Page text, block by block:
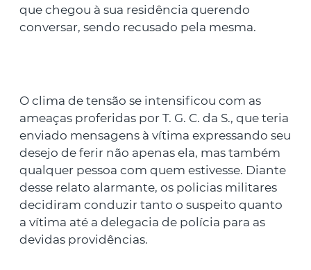
que chegou à sua residência querendo
conversar, sendo recusado pela mesma.
O clima de tensão se intensificou com as
ameaças proferidas por T. G. C. da S., que teria
enviado mensagens à vítima expressando seu
desejo de ferir não apenas ela, mas também
qualquer pessoa com quem estivesse. Diante
desse relato alarmante, os policias militares
decidiram conduzir tanto o suspeito quanto
a vítima até a delegacia de polícia para as
devidas providências.